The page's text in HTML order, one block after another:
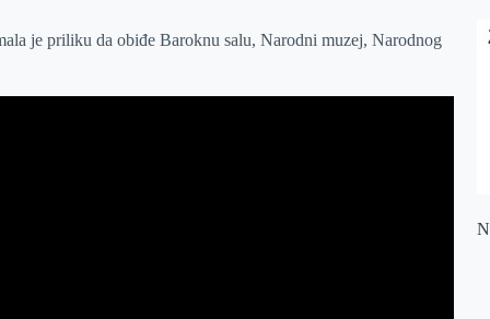
je priliku da obiđe Baroknu salu, Narodni muzej, Narodnog